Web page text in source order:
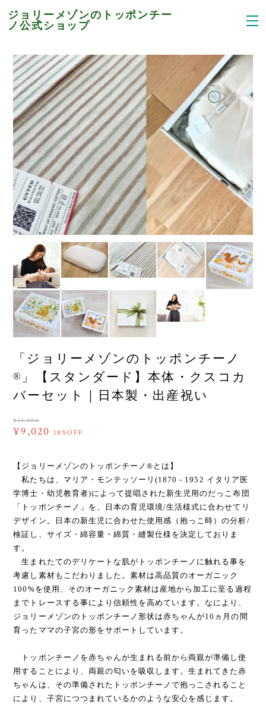
ジョリーメゾンのトッポンチー
ノ公式ショップ
「ジョリーメゾンのトッポンチーノ
®」【スタンダード】本体・クスコカ
バーセット｜日本製・出産祝い
¥11,000
¥9,020 18%OFF
【ジョリーメゾンのトッポンチーノ®とは】
私たちは、マリア・モンテッソーリ(1870 - 1952 イタリア医
学博士・幼児教育者)によって提唱された新生児用のだっこ布団
「トッポンチーノ」を、日本の育児環境/生活様式に合わせてリ
デザイン。日本の新生児に合わせた使用感（抱っこ時）の分析/
検証し、サイズ・綿容量・綿質・縫製仕様を決定しておりま
す。
生まれたてのデリケートな肌がトッポンチーノに触れる事を
考慮し素材もこだわりました。素材は高品質のオーガニック
100%を使用、そのオーガニック素材は産地から加工に至る過程
までトレースする事により信頼性を高めています。なにより、
ジョリーメゾンのトッポンチーノ形状は赤ちゃんが10ヵ月の間
育ったママの子宮の形をサポートしています。
トッポンチーノを赤ちゃんが生まれる前から両親が準備し使
用することにより、両親の匂いを吸収します。生まれてきた赤
ちゃんは、その準備されたトッポンチーノで抱っこされること
により、子宮につつまれているかのような安心を感じます。